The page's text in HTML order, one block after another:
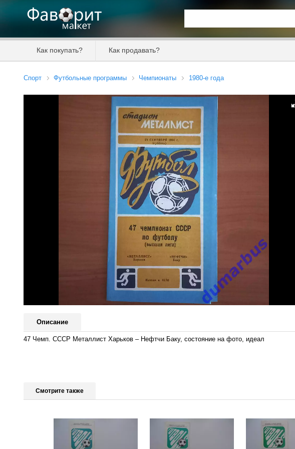
Как покупать? Как продавать?
Спорт Футбольные программы Чемпионаты 1980-е года
Описание
47 Чемп. СССР Металлист Харьков – Нефтчи Баку, состояние на фото, идеал
Смотрите также